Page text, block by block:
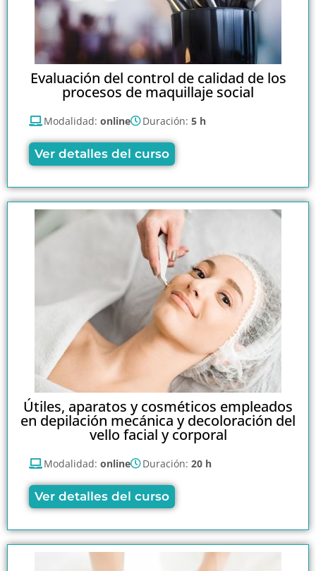
Evaluación del control de calidad de los
procesos de maquillaje social
Modalidad: online Duración: 5 h
Ver detalles del curso
Útiles, aparatos y cosméticos empleados
en depilación mecánica y decoloración del
vello facial y corporal
Modalidad: online Duración: 20 h
Ver detalles del curso